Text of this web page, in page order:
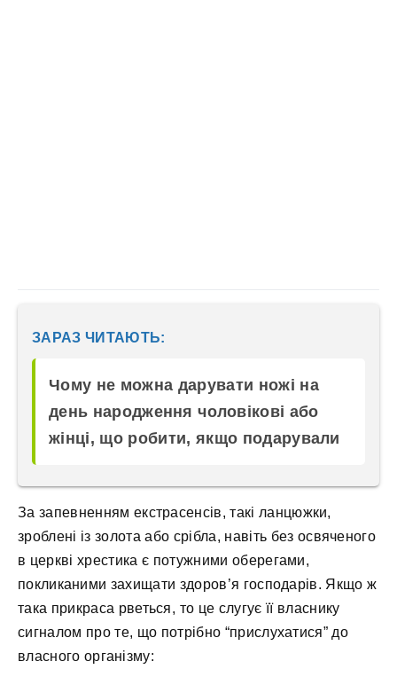
ЗАРАЗ ЧИТАЮТЬ:
Чому не можна дарувати ножі на
день народження чоловікові або
жінці, що робити, якщо подарували
За запевненням екстрасенсів, такі ланцюжки,
зроблені із золота або срібла, навіть без освяченого
в церкві хрестика є потужними оберегами,
покликаними захищати здоров’я господарів. Якщо ж
така прикраса рветься, то це слугує її власнику
сигналом про те, що потрібно “прислухатися” до
власного організму: